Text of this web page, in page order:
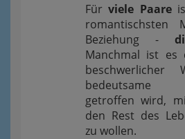
Fürviele Paare
romantischsten
Beziehung -
Manchmal ist es
bedeutsame
getroffen wird,
den Rest des
zu wollen.